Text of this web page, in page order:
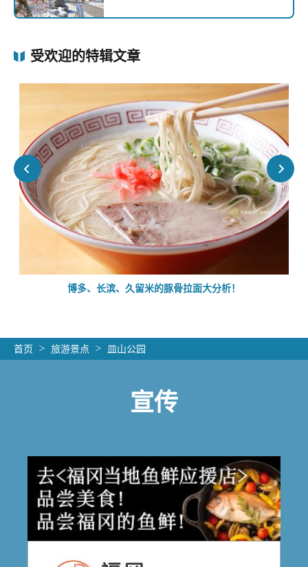
受欢迎的特辑文章
博多、长滨、久留米的豚骨拉面大分析！
首页 旅游景点 皿山公园
宣传